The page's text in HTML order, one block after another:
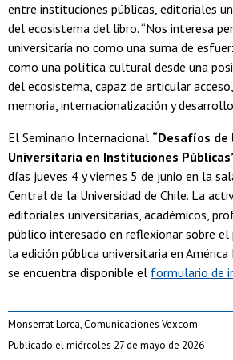
entre instituciones públicas, editoriales
del ecosistema del libro. “Nos interesa
universitaria no como una suma de
como una política cultural desde una
del ecosistema, capaz de articular
memoria, internacionalización y
El Seminario Internacional “Desafíos de
Universitaria en Instituciones
días jueves 4 y viernes 5 de junio en la
Central de la Universidad de Chile. La
editoriales universitarias, académicos,
público interesado en reflexionar sobre
la edición pública universitaria en América
se encuentra disponible el formulario de
Monserrat Lorca, Comunicaciones Vexcom
Publicado el miércoles 27 de mayo de 2026